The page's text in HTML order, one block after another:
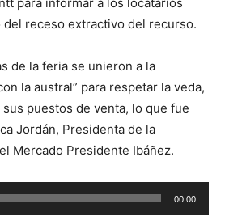
receso extractivo del recurso.
de la feria se unieron a la
la austral” para respetar la veda,
puestos de venta, lo que fue
Jordán, Presidenta de la
Mercado Presidente Ibáñez.
00:00